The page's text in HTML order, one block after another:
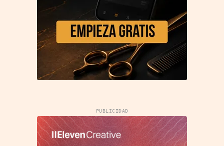
PUBLICIDAD